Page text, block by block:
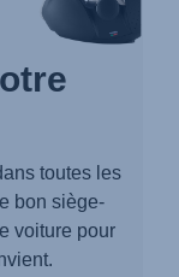
toutes les
bon siège-
voiture pour